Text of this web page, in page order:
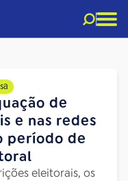
de
e nas redes
período de
eleitorais, os